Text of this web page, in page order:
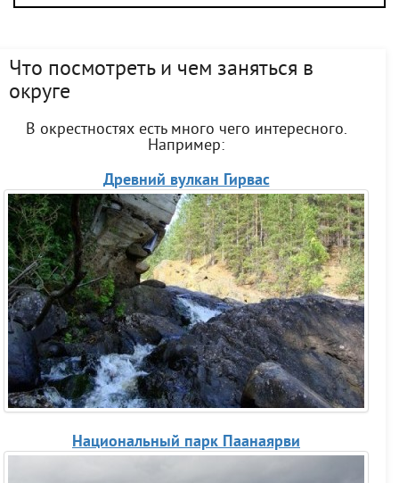
Что посмотреть и чем заняться в
округе
В окрестностях есть много чего интересного.
Например:
Древний вулкан Гирвас
Национальный парк Паанаярви